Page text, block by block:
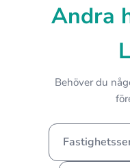
Andra
Behöver du